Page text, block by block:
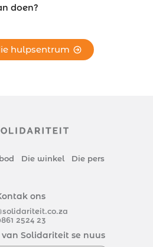
doen?
hulpsentrum
Die winkel Die pers
ons
2524 23
Solidariteit se nuus